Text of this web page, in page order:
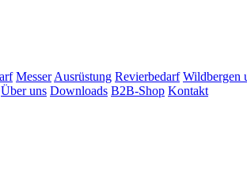
Messer Ausrüstung Revierbedarf Wildbergen
Über uns Downloads B2B-Shop Kontakt